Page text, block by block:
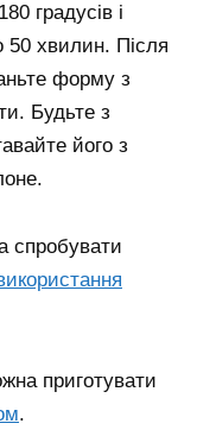
градусів і
50 хвилин. Після
форму з
Будьте з
його з
спробувати
приготувати
.